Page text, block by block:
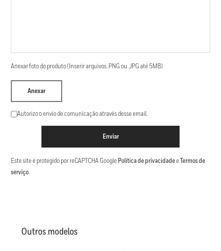
Anexar foto do produto (Inserir arquivos .PNG ou .JPG até 5MB)
Anexar
Autorizo o envio de comunicação através desse email.
Enviar
Este site é protegido por reCAPTCHA Google Política de privacidadee Termos de
serviço.
Outros modelos